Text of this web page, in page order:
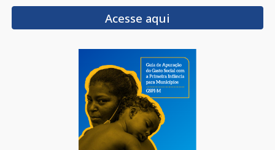
Acesse aqui